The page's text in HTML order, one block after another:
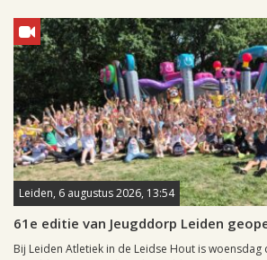
Leiden, 6 augustus 2026, 13:54
61e editie van Jeugddorp Leiden
Bij Leiden Atletiek in de Leidse Hout is woensdag